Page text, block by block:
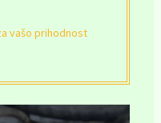
vašo prihodnost